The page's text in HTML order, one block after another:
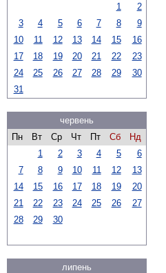
1
2
3
4 5 6 7 8
9
10
11 12 13 14 15
16
17
18 19 20 21 22
23
24
25 26 27 28 29
30
31
червень
Пн
Вт Ср Чт Пт Сб
Нд
1
2 3 4 5
6
7
8 9 10 11 12
13
14
15 16 17 18 19
20
21
22 23 24 25 26
27
28
29 30
липень